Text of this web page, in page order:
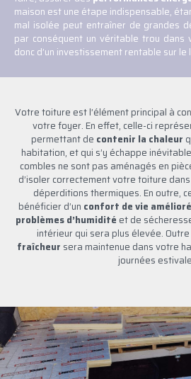
maison est une étape indispensable,
mal isolée peut entraîner de grandes
par conséquent un véritable trou dans
donc d’un investissement rentable sur le
Votre toiture est l’élément principal à
votre foyer. En effet, celle-ci
permettant de contenir la chaleur
habitation, et qui s’y échappe
combles ne sont pas aménagés en
d’isoler correctement votre toiture
déperditions thermiques. En outre,
bénéficier d’un confort de vie
problèmes d’humidité et de
intérieur qui sera plus élevée.
fraîcheur sera maintenue dans votre
journées